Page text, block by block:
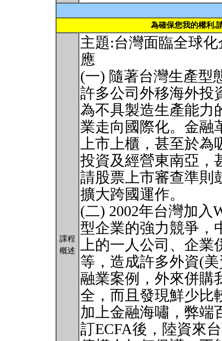
為確保您我的權利,
課程
概述
主題:台灣面臨全球
應
(一) 隨著台灣生產型
許多公司外移海外投
為不具製造生產能力
業走向國際化。金融
上市上櫃，甚至於為
投資及經營東南亞，
請股票上市審查準則
擴大跨國運作。
(二) 2002年台灣加入
型企業的強力競爭，
上的一人公司、企業
等，造成許多外資(
融業案例，外來併購
全，而且發現鮮少比
加上金融海嘯，弊端
訂ECFA後，陸資來